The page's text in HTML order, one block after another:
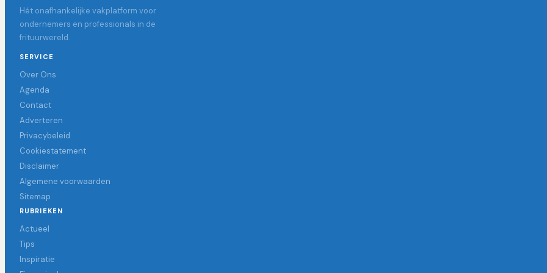
Hét onafhankelijke vakplatform voor
ondernemers en professionals in de
frituurwereld.
SERVICE
Over Ons
Agenda
Contact
Adverteren
Privacybeleid
Cookiestatement
Disclaimer
Algemene voorwaarden
Sitemap
RUBRIEKEN
Actueel
Tips
Inspiratie